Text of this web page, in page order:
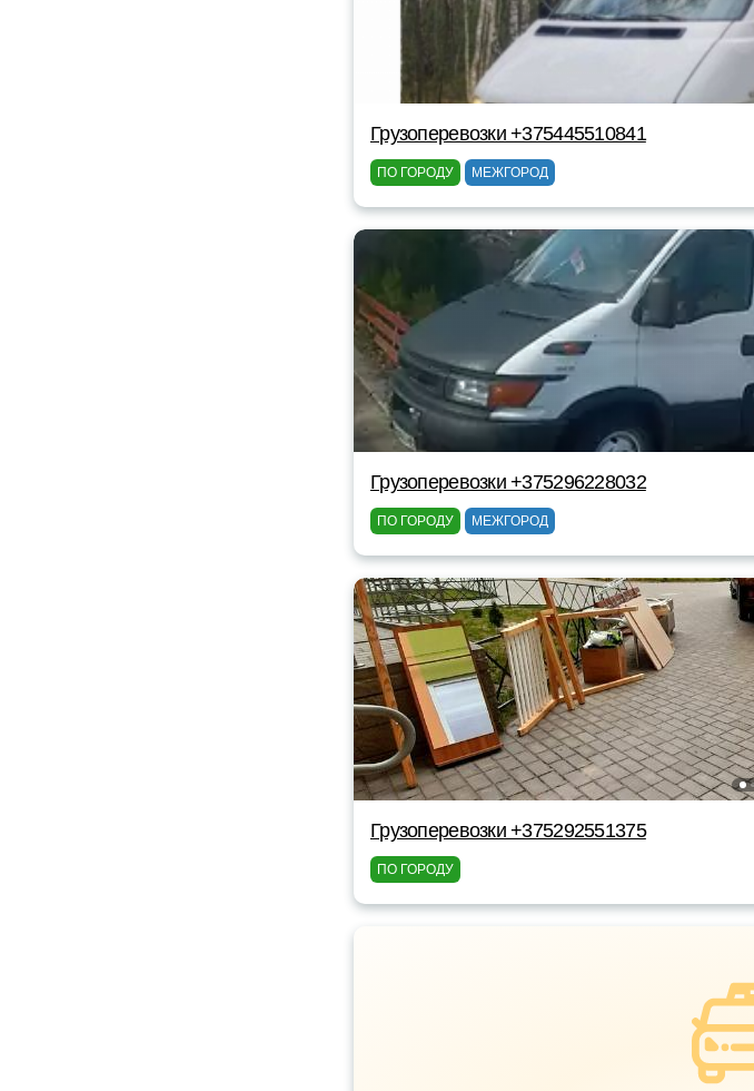
Грузоперевозки +375445510841
ПО ГОРОДУ МЕЖГОРОД
Грузоперевозки +375296228032
ПО ГОРОДУ МЕЖГОРОД
Грузоперевозки +375292551375
ПО ГОРОДУ